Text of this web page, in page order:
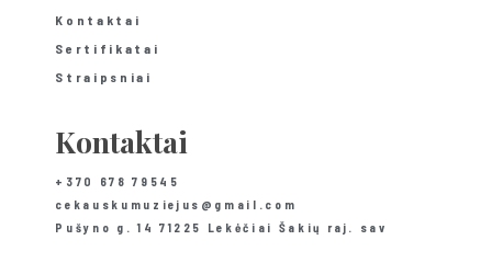
Kontaktai
Sertifikatai
Straipsniai
Kontaktai
+370 678 79545
cekauskumuziejus@gmail.com
Pušyno g. 14 71225 Lekėčiai Šakių raj. sav